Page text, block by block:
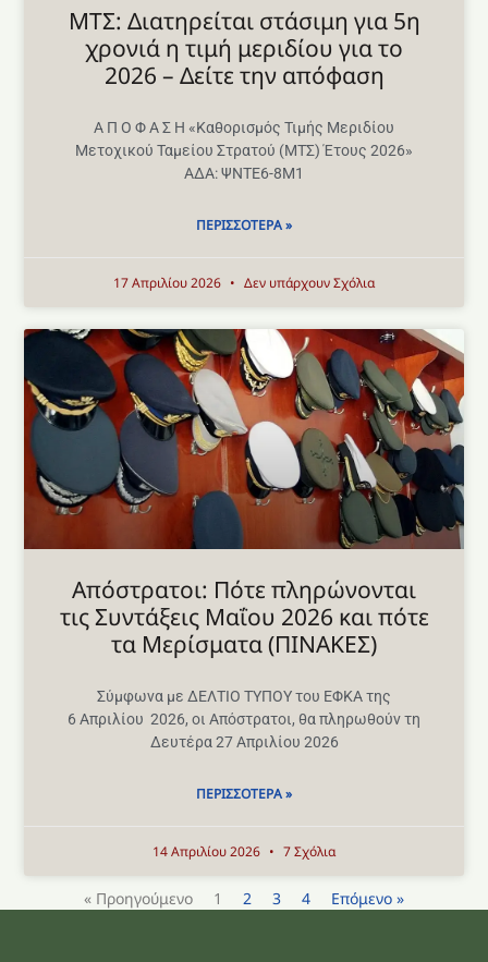
ΜΤΣ: Διατηρείται στάσιμη για 5η
χρονιά η τιμή μεριδίου για το
2026 – Δείτε την απόφαση
Α Π Ο Φ Α Σ Η «Καθορισμός Τιμής Μεριδίου
Μετοχικού Ταμείου Στρατού (ΜΤΣ) Έτους 2026»
AΔΑ: ΨΝΤΕ6-8Μ1
ΠΕΡΙΣΣΌΤΕΡΑ »
17 Απριλίου 2026 Δεν υπάρχουν Σχόλια
Aπόστρατοι: Πότε πληρώνονται
τις Συντάξεις Μαΐου 2026 και πότε
τα Μερίσματα (ΠΙΝΑΚΕΣ)
Σύμφωνα με ΔΕΛΤΙΟ ΤΥΠΟΥ του ΕΦΚΑ της
6 Απριλίου 2026, οι Απόστρατοι, θα πληρωθούν τη
Δευτέρα 27 Απριλίου 2026
ΠΕΡΙΣΣΌΤΕΡΑ »
14 Απριλίου 2026 7 Σχόλια
« Προηγούμενο 1 2 3 4 Επόμενο »